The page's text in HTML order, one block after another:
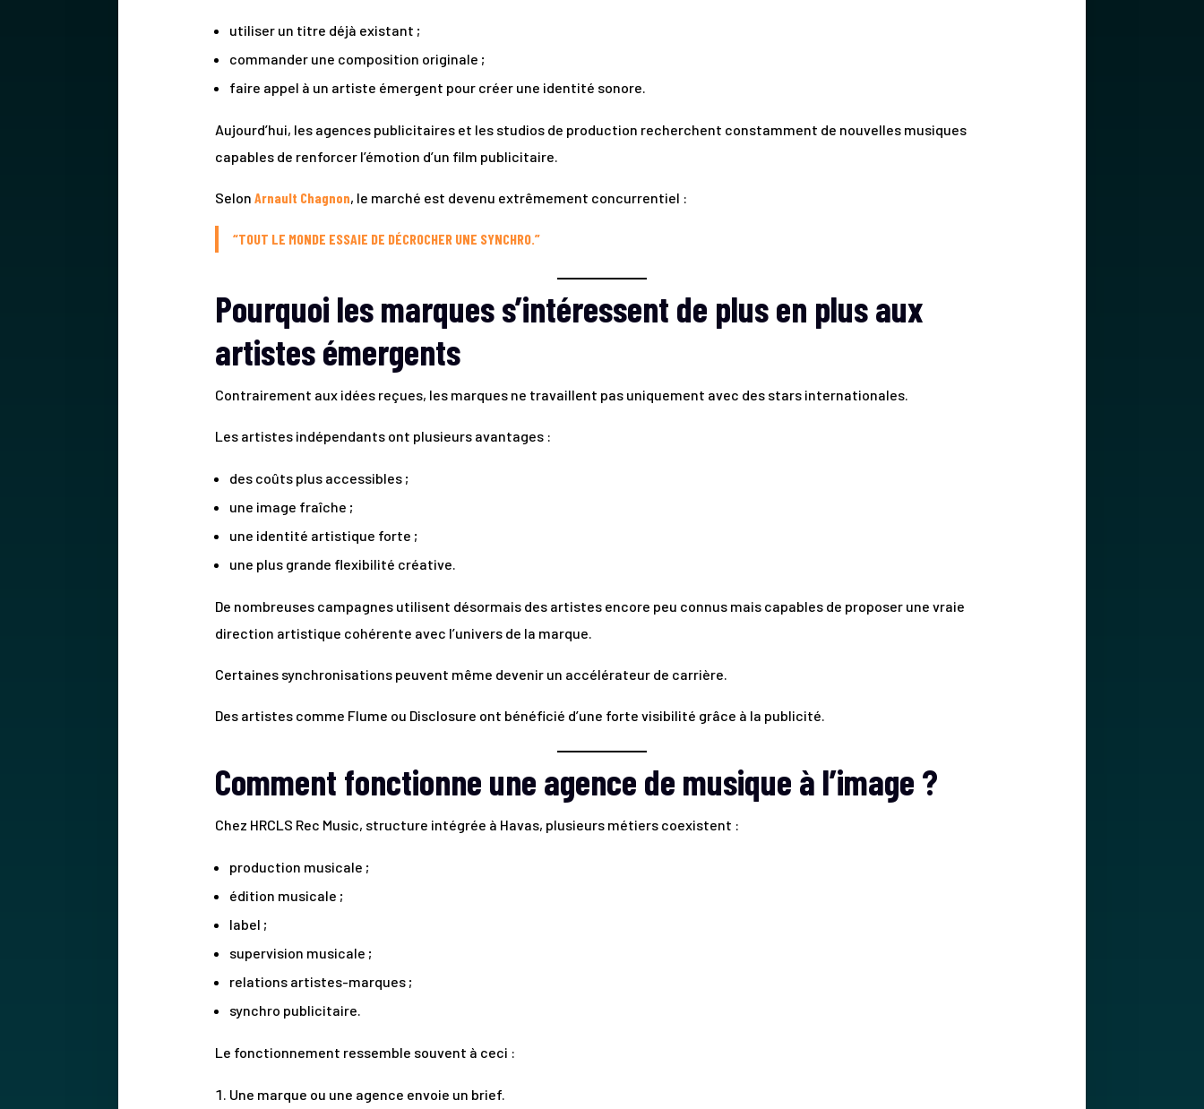
utiliser un titre déjà existant ;
commander une composition originale ;
faire appel à un artiste émergent pour créer une identité sonore.
Aujourd’hui, les agences publicitaires et les studios de production recherchent constamment de nouvelles musiques
capables de renforcer l’émotion d’un film publicitaire.
Selon Arnault Chagnon, le marché est devenu extrêmement concurrentiel :
“TOUT LE MONDE ESSAIE DE DÉCROCHER UNE SYNCHRO.”
Pourquoi les marques s’intéressent de plus en plus aux
artistes émergents
Contrairement aux idées reçues, les marques ne travaillent pas uniquement avec des stars internationales.
Les artistes indépendants ont plusieurs avantages :
des coûts plus accessibles ;
une image fraîche ;
une identité artistique forte ;
une plus grande flexibilité créative.
De nombreuses campagnes utilisent désormais des artistes encore peu connus mais capables de proposer une vraie
direction artistique cohérente avec l’univers de la marque.
Certaines synchronisations peuvent même devenir un accélérateur de carrière.
Des artistes comme Flume ou Disclosure ont bénéficié d’une forte visibilité grâce à la publicité.
Comment fonctionne une agence de musique à l’image ?
Chez HRCLS Rec Music, structure intégrée à Havas, plusieurs métiers coexistent :
production musicale ;
édition musicale ;
label ;
supervision musicale ;
relations artistes-marques ;
synchro publicitaire.
Le fonctionnement ressemble souvent à ceci :
Une marque ou une agence envoie un brief.